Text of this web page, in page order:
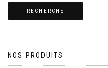
RECHERCHE
NOS PRODUITS